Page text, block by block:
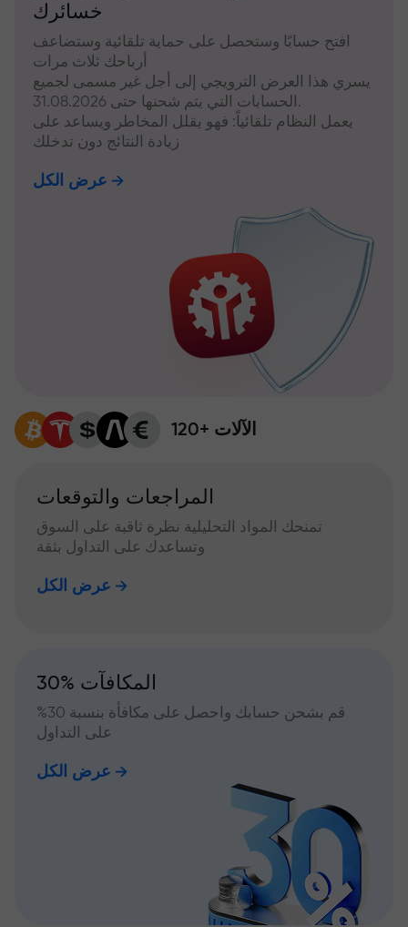
خسائرك
افتح حسابًا وستحصل على حماية تلقائية وستضاعف
أرباحك ثلاث مرات
يسري هذا العرض الترويجي إلى أجل غير مسمى لجميع
الحسابات التي يتم شحنها حتى 31.08.2026.
يعمل النظام تلقائياً: فهو يقلل المخاطر ويساعد على
زيادة النتائج دون تدخلك
عرض الكل
120+ الآلات
المراجعات والتوقعات
تمنحك المواد التحليلية نظرة ثاقبة على السوق
وتساعدك على التداول بثقة
عرض الكل
30% المكافآت
قم بشحن حسابك واحصل على مكافأة بنسبة 30%
على التداول
عرض الكل